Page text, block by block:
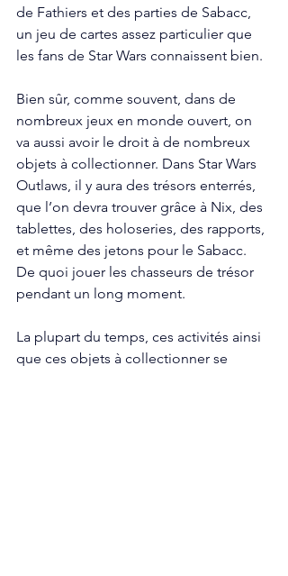
de Fathiers et des parties de Sabacc,
un jeu de cartes assez particulier que
les fans de Star Wars connaissent bien.
Bien sûr, comme souvent, dans de
nombreux jeux en monde ouvert, on
va aussi avoir le droit à de nombreux
objets à collectionner. Dans Star Wars
Outlaws, il y aura des trésors enterrés,
que l’on devra trouver grâce à Nix, des
tablettes, des holoseries, des rapports,
et même des jetons pour le Sabacc.
De quoi jouer les chasseurs de trésor
pendant un long moment.
La plupart du temps, ces activités ainsi
que ces objets à collectionner se